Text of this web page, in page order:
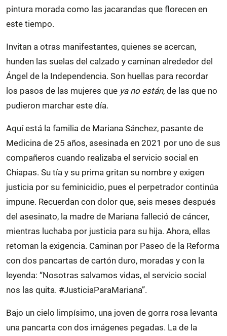
pintura morada como las jacarandas que florecen en
este tiempo.
Invitan a otras manifestantes, quienes se acercan,
hunden las suelas del calzado y caminan alrededor del
Ángel de la Independencia. Son huellas para recordar
los pasos de las mujeres que ya no están, de las que no
pudieron marchar este día.
Aquí está la familia de Mariana Sánchez, pasante de
Medicina de 25 años, asesinada en 2021 por uno de sus
compañeros cuando realizaba el servicio social en
Chiapas. Su tía y su prima gritan su nombre y exigen
justicia por su feminicidio, pues el perpetrador continúa
impune. Recuerdan con dolor que, seis meses después
del asesinato, la madre de Mariana falleció de cáncer,
mientras luchaba por justicia para su hija. Ahora, ellas
retoman la exigencia. Caminan por Paseo de la Reforma
con dos pancartas de cartón duro, moradas y con la
leyenda: “Nosotras salvamos vidas, el servicio social
nos las quita. #JusticiaParaMariana”.
Bajo un cielo limpísimo, una joven de gorra rosa levanta
una pancarta con dos imágenes pegadas. La de la